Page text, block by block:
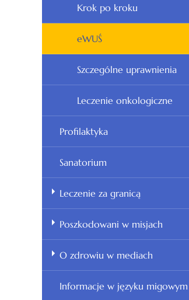
Krok po kroku
eWUŚ
Szczególne uprawnienia
Leczenie onkologiczne
Profilaktyka
Sanatorium
Leczenie za granicą
Poszkodowani w misjach
O zdrowiu w mediach
Informacje w języku migowym